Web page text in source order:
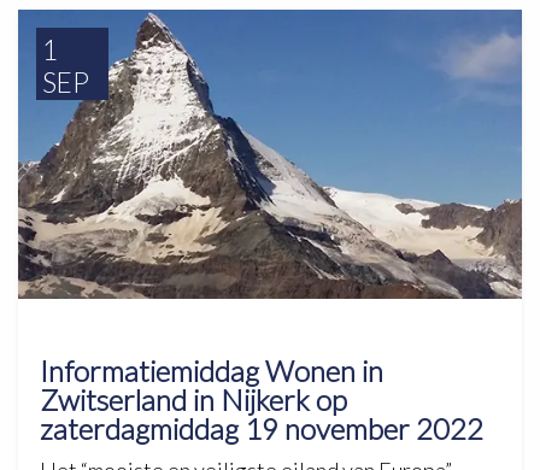
1
SEP
Informatiemiddag Wonen in
Zwitserland in Nijkerk op
zaterdagmiddag 19 november 2022